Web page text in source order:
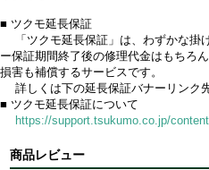
■ ツクモ延長保証
「ツクモ延長保証」は、わずかな掛
ー保証期間終了後の修理代金はもちろ
損害も補償するサービスです。
詳しくは下の延長保証バナーリンク
■ ツクモ延長保証について
https://support.tsukumo.co.jp/
商品レビュー